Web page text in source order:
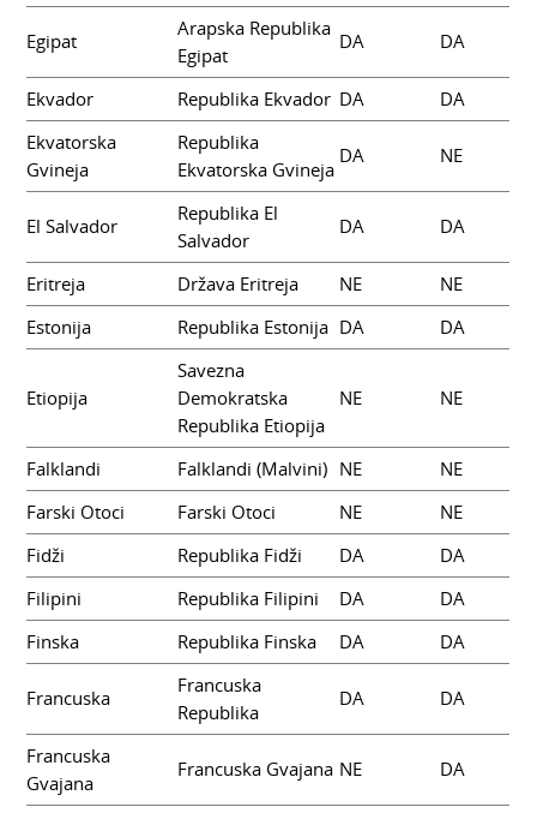
Egipat
Arapska Republika
Egipat
DA DA
Ekvador Republika Ekvador DA
DA
Ekvatorska
Gvineja
Republika
Ekvatorska Gvineja
DA NE
El Salvador
Republika El
Salvador
DA DA
Eritreja Država Eritreja NE
NE
Estonija
Republika Estonija DA DA
Etiopija
Savezna
Demokratska
Republika Etiopija
NE NE
Falklandi Falklandi (Malvini) NE
NE
Farski Otoci
Farski Otoci NE
NE
Fidži
Republika Fidži DA
DA
Filipini
Republika Filipini DA
DA
Finska
Republika Finska DA DA
Francuska
Francuska
Republika
DA DA
Francuska
Gvajana
Francuska Gvajana NE DA